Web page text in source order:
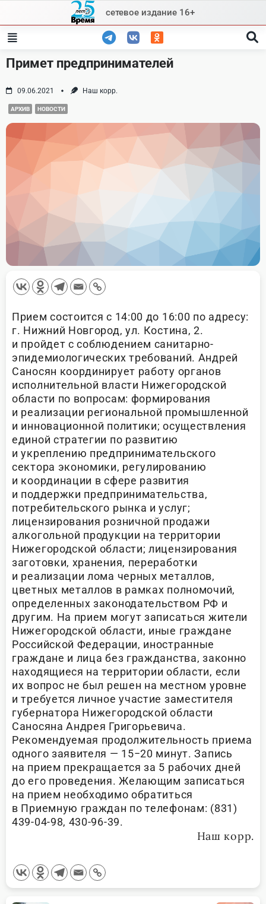
content
сетевое издание 16+
Примет предпринимателей
09.06.2021 Наш корр.
АРХИВ НОВОСТИ
Прием состоится с 14:00 до 16:00 по адресу:
г. Нижний Новгород, ул. Костина, 2.
и пройдет с соблюдением санитарно-
эпидемиологических требований. Андрей
Саносян координирует работу органов
исполнительной власти Нижегородской
области по вопросам: формирования
и реализации региональной промышленной
и инновационной политики; осуществления
единой стратегии по развитию
и укреплению предпринимательского
сектора экономики, регулированию
и координации в сфере развития
и поддержки предпринимательства,
потребительского рынка и услуг;
лицензирования розничной продажи
алкогольной продукции на территории
Нижегородской области; лицензирования
заготовки, хранения, переработки
и реализации лома черных металлов,
цветных металлов в рамках полномочий,
определенных законодательством РФ и
другим. На прием могут записаться жители
Нижегородской области, иные граждане
Российской Федерации, иностранные
граждане и лица без гражданства, законно
находящиеся на территории области, если
их вопрос не был решен на местном уровне
и требуется личное участие заместителя
губернатора Нижегородской области
Саносяна Андрея Григорьевича.
Рекомендуемая продолжительность приема
одного заявителя — 15−20 минут. Запись
на прием прекращается за 5 рабочих дней
до его проведения. Желающим записаться
на прием необходимо обратиться
в Приемную граждан по телефонам: (831)
439-04-98, 430-96-39.
Наш корр.